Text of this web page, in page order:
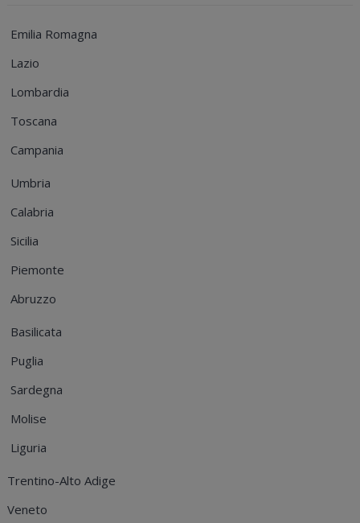
Emilia Romagna
Lazio
Lombardia
Toscana
Campania
Umbria
Calabria
Sicilia
Piemonte
Abruzzo
Basilicata
Puglia
Sardegna
Molise
Liguria
Trentino-Alto Adige
Veneto